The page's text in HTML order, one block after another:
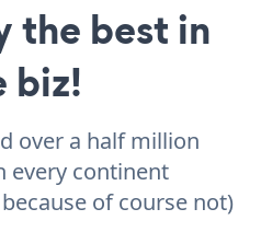
the best in
biz!
over a half million
every continent
of course not)